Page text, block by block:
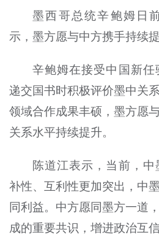
墨西哥总统辛鲍姆日
示，墨方愿与中方携手持续
辛鲍姆在接受中国新
递交国书时积极评价墨中关
领域合作成果丰硕，墨方愿
关系水平持续提升。
陈道江表示，当前，
补性、互利性更加突出，中
同利益。中方愿同墨方一道
成的重要共识，增进政治互